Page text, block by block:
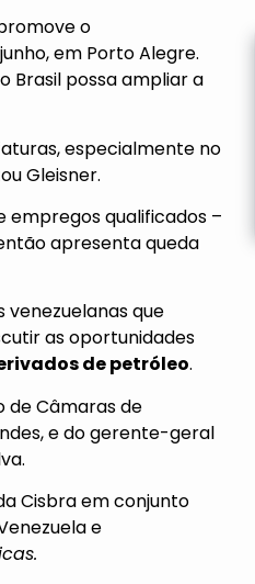
o
em Porto Alegre.
Brasil possa ampliar a
especialmente no
Gleisner.
empregos qualificados –
apresenta queda
que
as oportunidades
de petróleo.
de Câmaras de
e do gerente-geral
Cisbra em conjunto
e